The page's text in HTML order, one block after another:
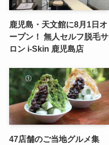
鹿児島・天文館に8月1日オ
ープン！ 無人セルフ脱毛サ
ロン i-Skin 鹿児島店
47店舗のご当地グルメ集